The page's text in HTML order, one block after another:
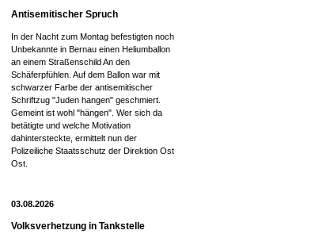
Antisemitischer Spruch
In der Nacht zum Montag befestigten noch
Unbekannte in Bernau einen Heliumballon
an einem Straßenschild An den
Schäferpfühlen. Auf dem Ballon war mit
schwarzer Farbe der antisemitischer
Schriftzug "Juden hangen" geschmiert.
Gemeint ist wohl "hängen". Wer sich da
betätigte und welche Motivation
dahintersteckte, ermittelt nun der
Polizeiliche Staatsschutz der Direktion Ost
Ost.
03.08.2026
Volksverhetzung in Tankstelle